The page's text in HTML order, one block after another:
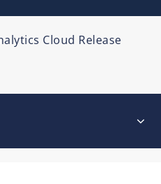
Cloud Release